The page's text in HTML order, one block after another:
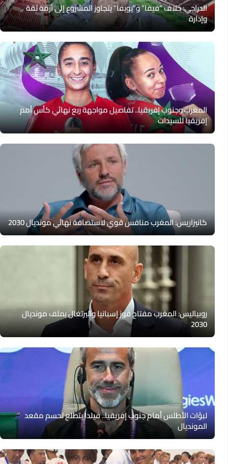
الدراجي: خلاف “فيفا” و”يويفا” يتجاوز المشروع إلى أزمة ثقة
وإدارة
المغرب وجنوب إفريقيا.. تفاصيل مواجهة ربع نهائي كأس أمم
إفريقيا للسيدات
كانيزاريس: المغرب منافس قوي لاستضافة نهائي مونديال 2030
روبياليس: المغرب مفتاح فوز إسبانيا والبرتغال بملف مونديال
2030
لبؤات الأطلس أمام جنوب إفريقيا.. فيلدا يتطلع لحسم مقعد
المونديال